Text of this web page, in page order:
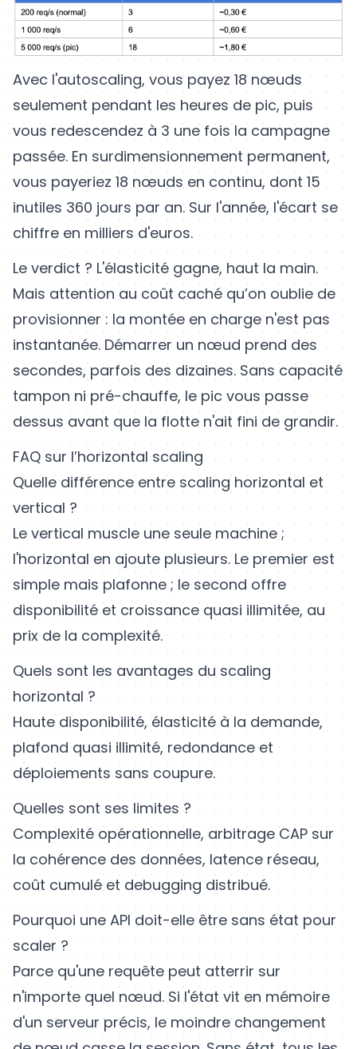
Avec l'autoscaling, vous payez 18 nœuds
seulement pendant les heures de pic, puis
vous redescendez à 3 une fois la campagne
passée. En surdimensionnement permanent,
vous payeriez 18 nœuds en continu, dont 15
inutiles 360 jours par an. Sur l'année, l'écart se
chiffre en milliers d'euros.
Le verdict ? L'élasticité gagne, haut la main.
Mais attention au coût caché qu’on oublie de
provisionner : la montée en charge n'est pas
instantanée. Démarrer un nœud prend des
secondes, parfois des dizaines. Sans capacité
tampon ni pré-chauffe, le pic vous passe
dessus avant que la flotte n'ait fini de grandir.
FAQ sur l’horizontal scaling
Quelle différence entre scaling horizontal et
vertical ?
Le vertical muscle une seule machine ;
l'horizontal en ajoute plusieurs. Le premier est
simple mais plafonne ; le second offre
disponibilité et croissance quasi illimitée, au
prix de la complexité.
Quels sont les avantages du scaling
horizontal ?
Haute disponibilité, élasticité à la demande,
plafond quasi illimité, redondance et
déploiements sans coupure.
Quelles sont ses limites ?
Complexité opérationnelle, arbitrage CAP sur
la cohérence des données, latence réseau,
coût cumulé et debugging distribué.
Pourquoi une API doit-elle être sans état pour
scaler ?
Parce qu'une requête peut atterrir sur
n'importe quel nœud. Si l'état vit en mémoire
d'un serveur précis, le moindre changement